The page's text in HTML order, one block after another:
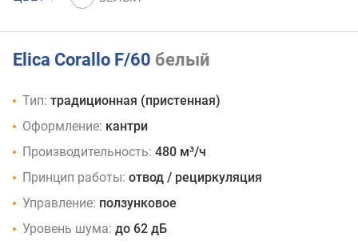
Elica Corallo F/60 белый
Тип: традиционная (пристенная)
Оформление: кантри
Производительность: 480 м³/ч
Принцип работы: отвод / рециркуляция
Управление: ползунковое
Уровень шума: до 62 дБ